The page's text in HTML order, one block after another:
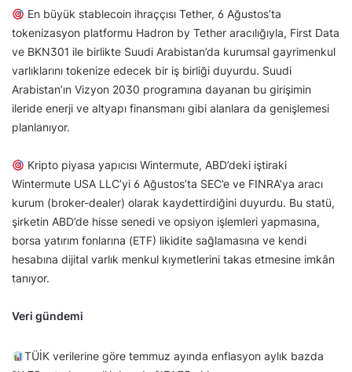
En büyük stablecoin ihraççısı Tether, 6 Ağustos’ta
tokenizasyon platformu Hadron by Tether aracılığıyla, First Data
ve BKN301 ile birlikte Suudi Arabistan’da kurumsal gayrimenkul
varlıklarını tokenize edecek bir iş birliği duyurdu. Suudi
Arabistan’ın Vizyon 2030 programına dayanan bu girişimin
ileride enerji ve altyapı finansmanı gibi alanlara da genişlemesi
planlanıyor.
Kripto piyasa yapıcısı Wintermute, ABD’deki iştiraki
Wintermute USA LLC’yi 6 Ağustos’ta SEC’e ve FINRA’ya aracı
kurum (broker-dealer) olarak kaydettirdiğini duyurdu. Bu statü,
şirketin ABD’de hisse senedi ve opsiyon işlemleri yapmasına,
borsa yatırım fonlarına (ETF) likidite sağlamasına ve kendi
hesabına dijital varlık menkul kıymetlerini takas etmesine imkân
tanıyor.
Veri gündemi
TÜİK verilerine göre temmuz ayında enflasyon aylık bazda